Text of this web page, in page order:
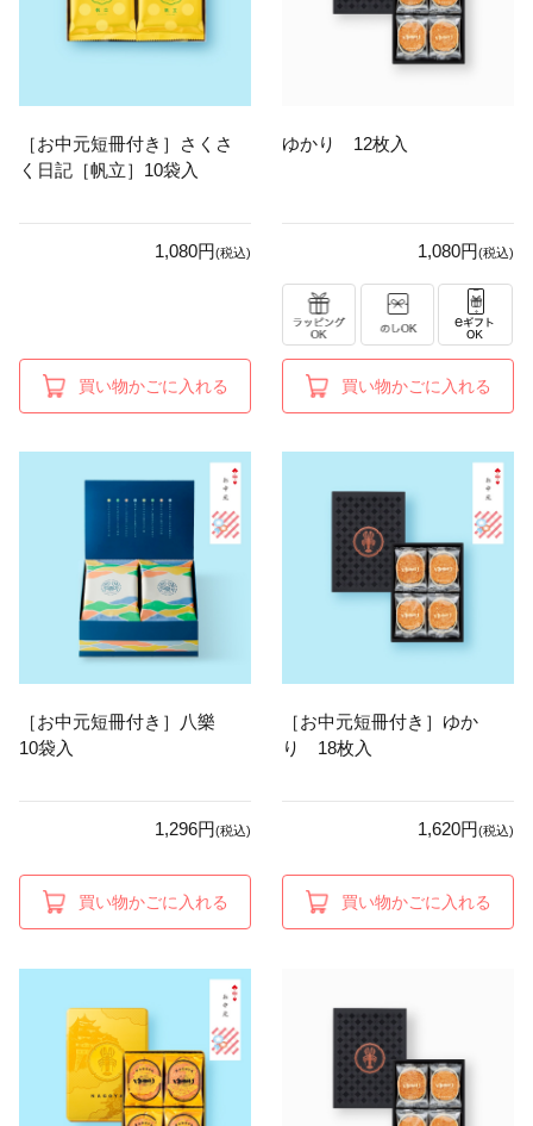
［お中元短冊付き］さくさ
く日記［帆立］10袋入
1,080円(税込)
買い物かごに入れる
ゆかり 12枚入
1,080円(税込)
買い物かごに入れる
［お中元短冊付き］八樂
10袋入
1,296円(税込)
買い物かごに入れる
［お中元短冊付き］ゆか
り 18枚入
1,620円(税込)
買い物かごに入れる